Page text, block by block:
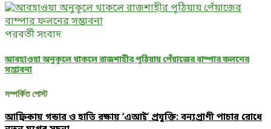
পরবর্তী সংবাদ
আবহাওয়া অনুকূলে থাকলে রাজশাহীর পুঠিয়ায় পেঁয়াজের বাম্পার ফলনের
সম্ভাবনা
সম্পর্কিত পোস্ট
আফ্রিকায় গন্ডার ও হাতি রক্ষায় ‘এআই’ প্রযুক্তি: বন্যপ্রাণী পাচার রোধে